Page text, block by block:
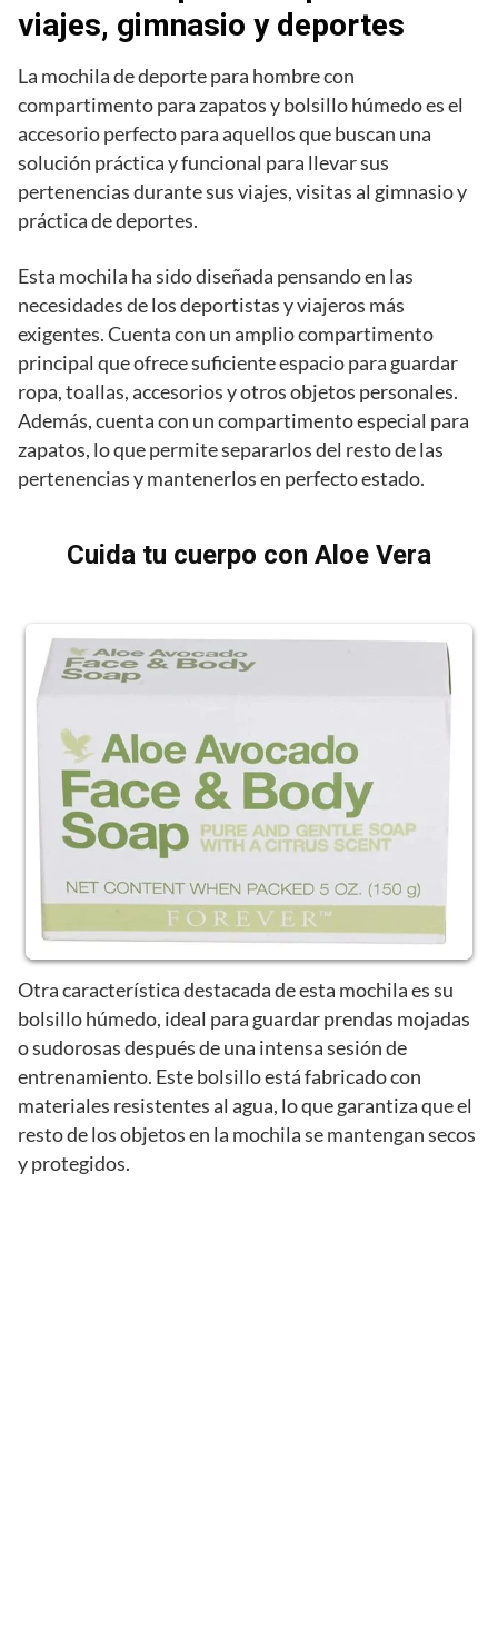
viajes, gimnasio y deportes
La mochila de deporte para hombre con
compartimento para zapatos y bolsillo húmedo es el
accesorio perfecto para aquellos que buscan una
solución práctica y funcional para llevar sus
pertenencias durante sus viajes, visitas al gimnasio y
práctica de deportes.
Esta mochila ha sido diseñada pensando en las
necesidades de los deportistas y viajeros más
exigentes. Cuenta con un amplio compartimento
principal que ofrece suficiente espacio para guardar
ropa, toallas, accesorios y otros objetos personales.
Además, cuenta con un compartimento especial para
zapatos, lo que permite separarlos del resto de las
pertenencias y mantenerlos en perfecto estado.
Cuida tu cuerpo con Aloe Vera
Otra característica destacada de esta mochila es su
bolsillo húmedo, ideal para guardar prendas mojadas
o sudorosas después de una intensa sesión de
entrenamiento. Este bolsillo está fabricado con
materiales resistentes al agua, lo que garantiza que el
resto de los objetos en la mochila se mantengan secos
y protegidos.